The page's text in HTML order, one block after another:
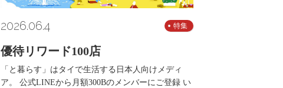
2026.06.4 特集
優待リワード100店
「と暮らす」はタイで生活する日本人向けメディ
ア。 公式LINEから月額300Bのメンバーにご登録 い